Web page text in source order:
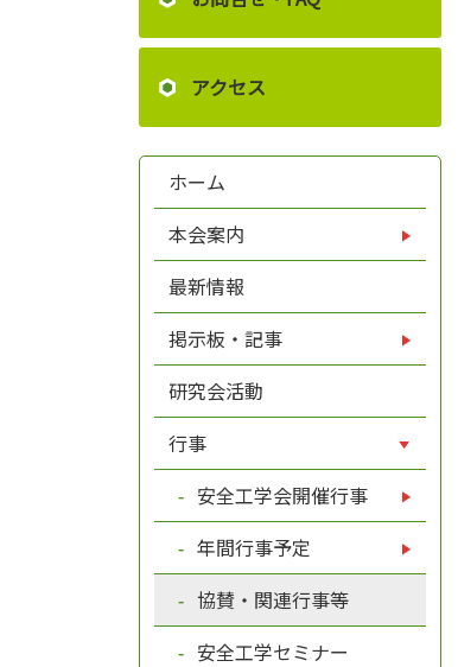
アクセス
ホーム
本会案内
最新情報
掲示板・記事
研究会活動
行事
安全工学会開催行事
年間行事予定
協賛・関連行事等
安全工学セミナー